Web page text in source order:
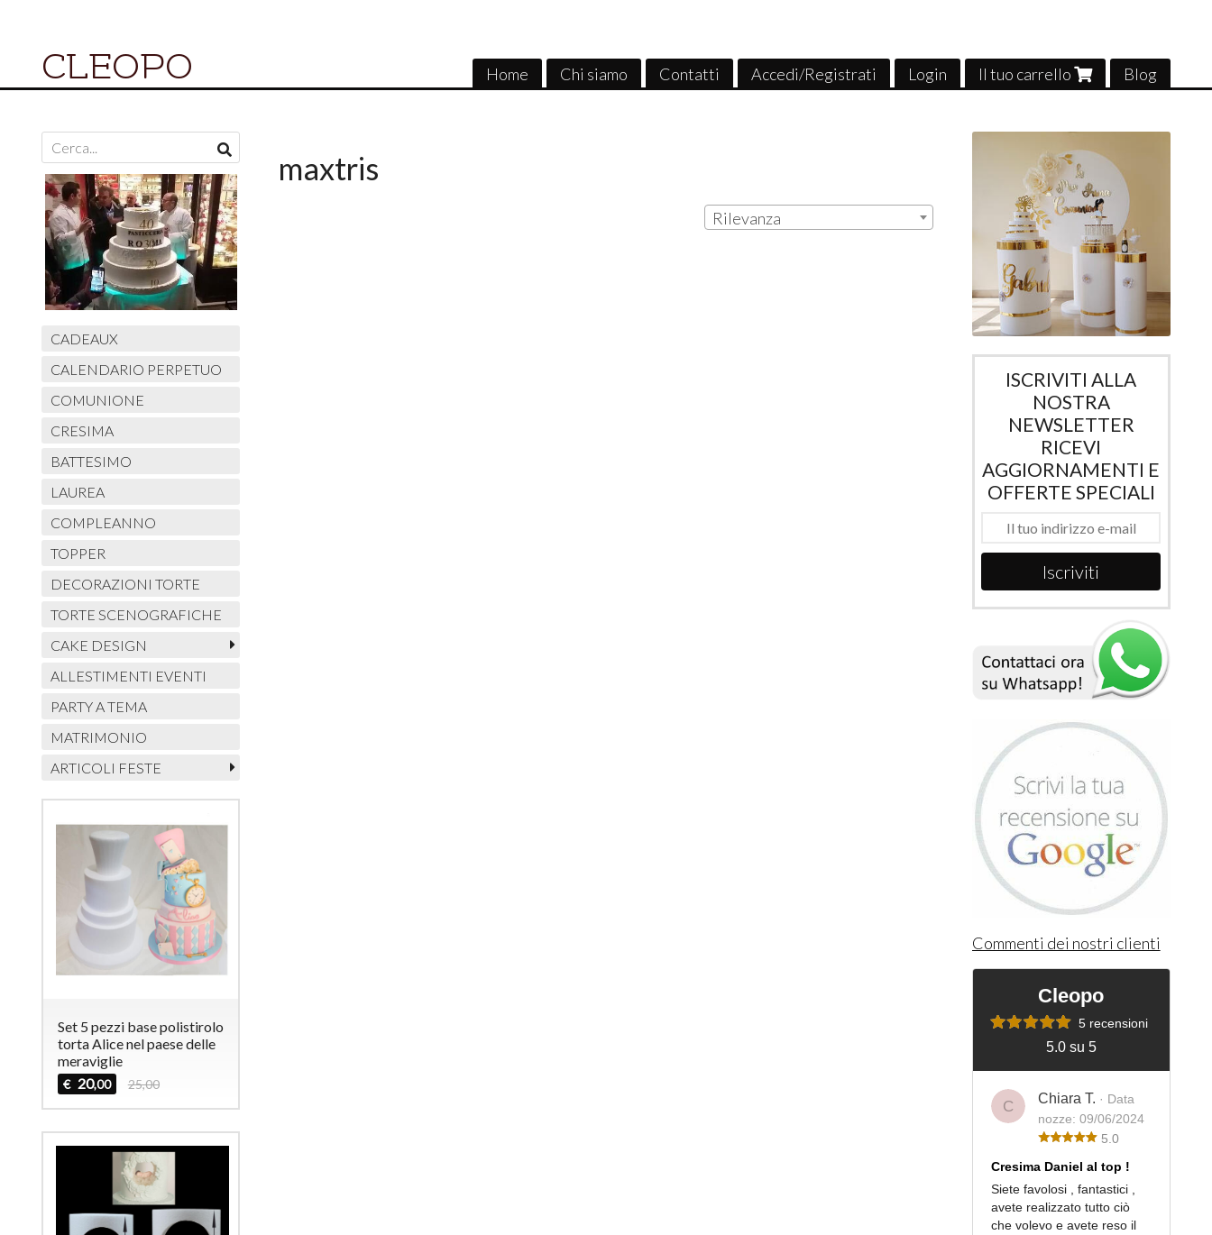
Home Chi siamo Contatti Accedi/Registrati Login Il tuo carrello Blog
CLEOPO
maxtris
Rilevanza
CADEAUX
CALENDARIO PERPETUO
COMUNIONE
CRESIMA
BATTESIMO
LAUREA
COMPLEANNO
TOPPER
DECORAZIONI TORTE
TORTE SCENOGRAFICHE
CAKE DESIGN
ALLESTIMENTI EVENTI
PARTY A TEMA
MATRIMONIO
ARTICOLI FESTE
Set 5 pezzi base polistirolo
torta Alice nel paese delle
meraviglie
€ 20,00 25,00
ISCRIVITI ALLA
NOSTRA
NEWSLETTER
RICEVI
AGGIORNAMENTI E
OFFERTE SPECIALI
Iscriviti
Commenti dei nostri clienti
Cleopo
5 recensioni
5.0 su 5
C Chiara T. · Data
nozze: 09/06/2024
5.0
Cresima Daniel al top !
Siete favolosi , fantastici ,
avete realizzato tutto ciò
che volevo e avete reso il